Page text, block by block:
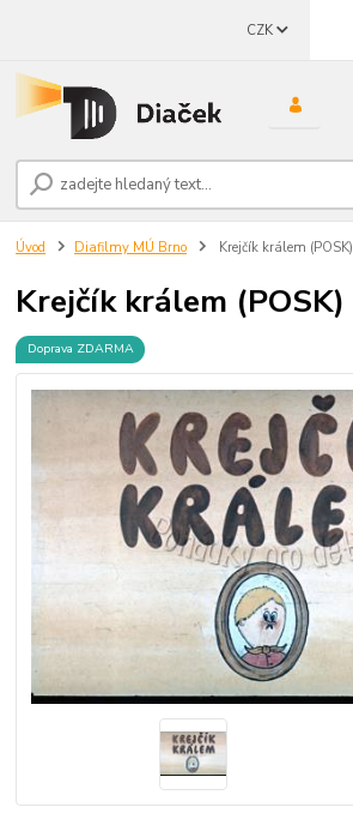
CZK
Úvod Diafilmy MÚ Brno Krejčík králem (POSK)
Krejčík králem (POSK)
Doprava ZDARMA